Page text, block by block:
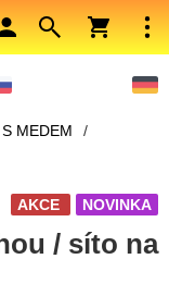
MEDEM
/
NOVINKA
AKCE
/ síto na